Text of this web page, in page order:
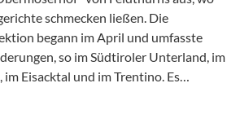
schmecken ließen. Die
begann im April und umfasste
so im Südtiroler Unterland, im
Eisacktal und im Trentino. Es…